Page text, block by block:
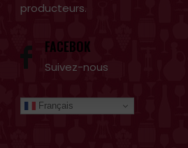
producteurs.
FACEBOK
Suivez-nous
Français